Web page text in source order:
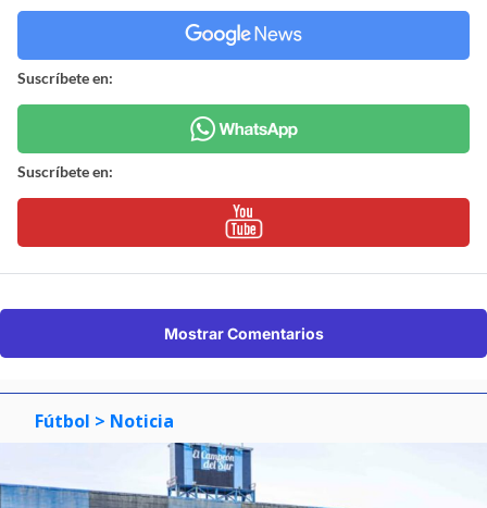
Suscríbete en:
Suscríbete en:
Mostrar Comentarios
Fútbol > Noticia